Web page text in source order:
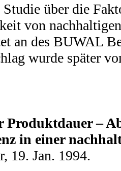
über die
von
an des BUWAL
wurde später
Produktdauer –
in einer
19. Jan. 1994.